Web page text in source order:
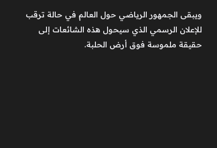
ويبقى الجمهور الرياضي حول العالم في حالة ترقب
للإعلان الرسمي الذي سيحول هذه الشائعات إلى
حقيقة ملموسة فوق أرض الحلبة.